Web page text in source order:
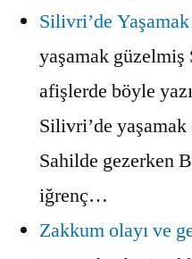
Silivri’de
yaşamak güzelmiş
afişlerde böyle
Silivri’de
Sahilde gezerken
iğrenç…
Zakkum olayı ve